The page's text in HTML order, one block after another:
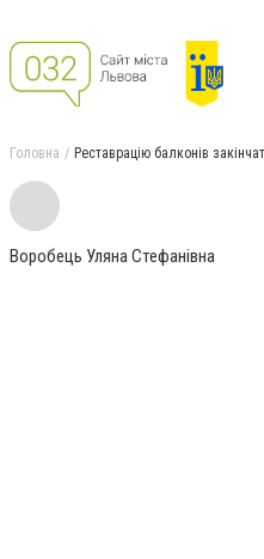
Головна Реставрацію балконів
Воробець Уляна Стефанівна